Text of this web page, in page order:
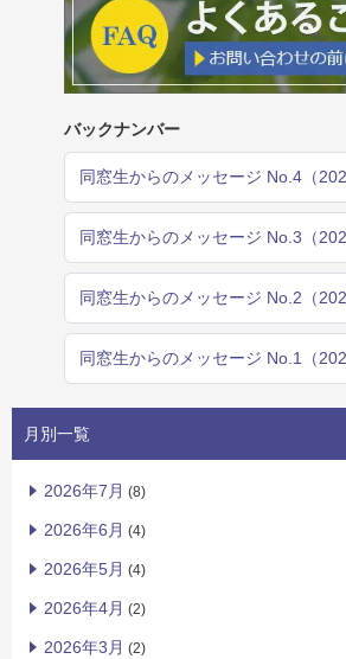
バックナンバー
同窓生からのメッセージ No.4（
同窓生からのメッセージ No.3（
同窓生からのメッセージ No.2（
同窓生からのメッセージ No.1（
月別一覧
2026年7月 (8)
2026年6月 (4)
2026年5月 (4)
2026年4月 (2)
2026年3月 (2)